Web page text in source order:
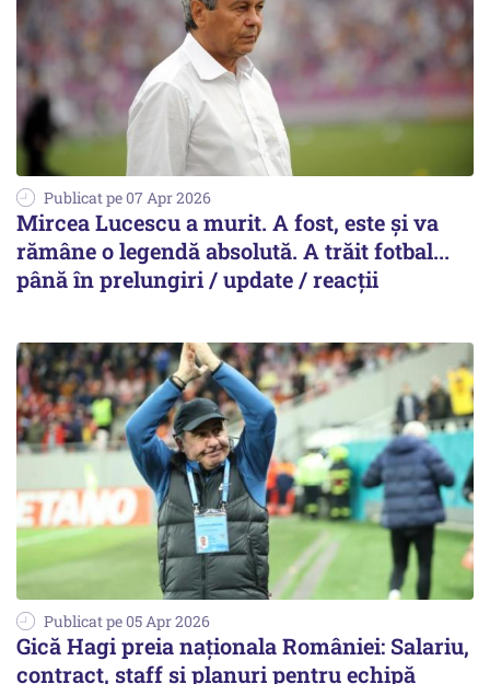
Publicat pe 07 Apr 2026
Mircea Lucescu a murit. A fost, este și va
rămâne o legendă absolută. A trăit fotbal...
până în prelungiri / update / reacții
Publicat pe 05 Apr 2026
Gică Hagi preia naționala României: Salariu,
contract, staff și planuri pentru echipă